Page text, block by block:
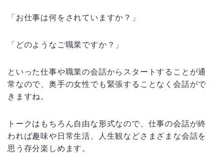
「お仕事は何をされていますか？」
「どのようなご職業ですか？」
といった仕事や職業の会話からスタートすることが通
常なので、奥手の女性でも緊張することなく会話がで
きますね。
トークはもちろん自由な形式なので、仕事の会話が終
われば趣味や日常生活、人生観などさまざまな会話を
思う存分楽しめます。